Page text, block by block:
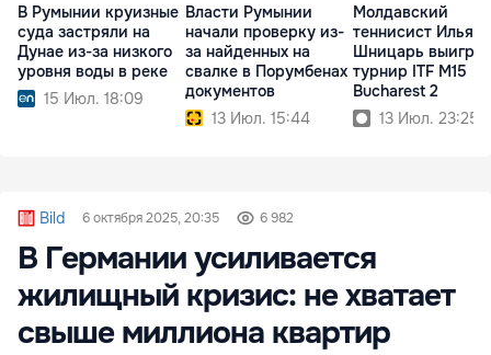
В Румынии круизные
суда застряли на
Дунае из-за низкого
уровня воды в реке
15 Июл. 18:09
Власти Румынии
начали проверку из-
за найденных на
свалке в Порумбенах
документов
13 Июл. 15:44
Молдавский
теннисист Илья
Шницарь выиграл
турнир ITF M15
Bucharest 2
13 Июл. 23:25
Bild 6 октября 2025, 20:35 6 982
В Германии усиливается
жилищный кризис: не хватает
свыше миллиона квартир